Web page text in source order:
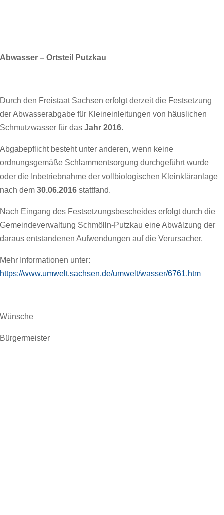
Abwasser – Ortsteil Putzkau
Durch den Freistaat Sachsen erfolgt derzeit die Festsetzung
der Abwasserabgabe für Kleineinleitungen von häuslichen
Schmutzwasser für das Jahr 2016.
Abgabepflicht besteht unter anderen, wenn keine
ordnungsgemäße Schlammentsorgung durchgeführt wurde
oder die Inbetriebnahme der vollbiologischen Kleinkläranlage
nach dem 30.06.2016 stattfand.
Nach Eingang des Festsetzungsbescheides erfolgt durch die
Gemeindeverwaltung Schmölln-Putzkau eine Abwälzung der
daraus entstandenen Aufwendungen auf die Verursacher.
Mehr Informationen unter:
https://www.umwelt.sachsen.de/umwelt/wasser/6761.htm
Wünsche
Bürgermeister